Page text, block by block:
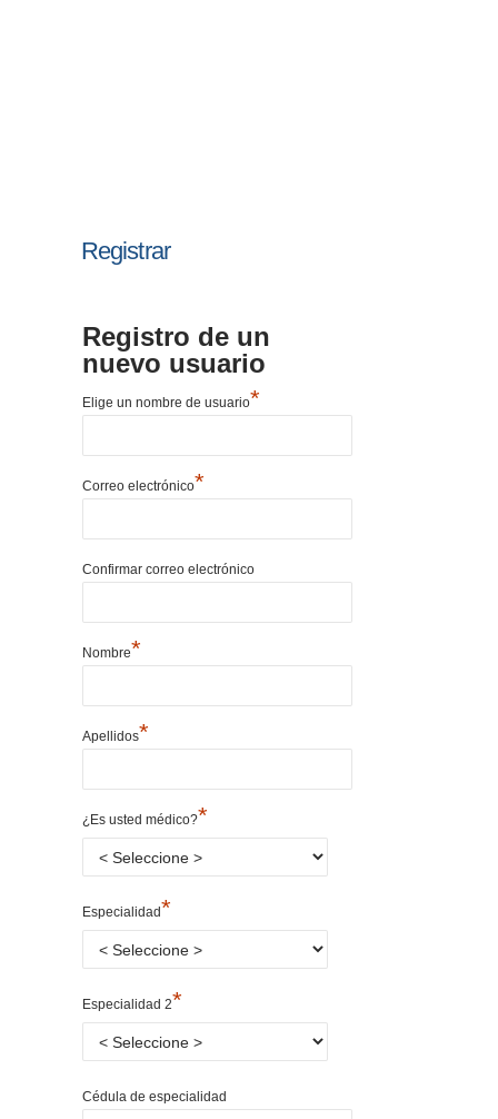
Registrar
Registro de un
nuevo usuario
Elige un nombre de usuario*
Correo electrónico*
Confirmar correo electrónico
Nombre*
Apellidos*
¿Es usted médico?*
Especialidad*
Especialidad 2*
Cédula de especialidad